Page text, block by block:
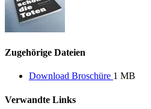
Zugehörige Dateien
Download Broschüre 1 MB
Verwandte Links